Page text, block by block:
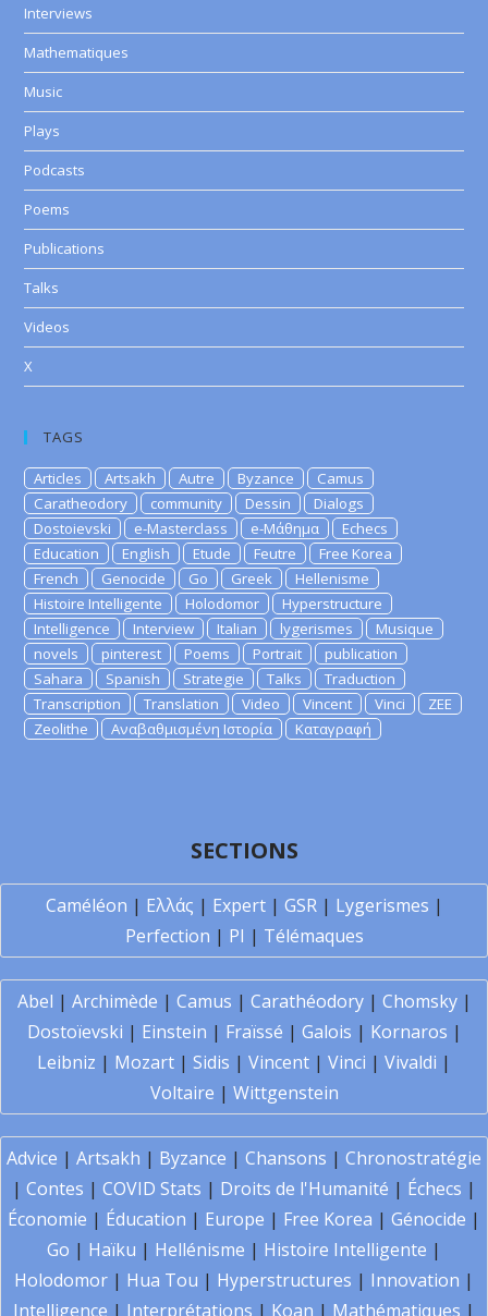
Interviews
Mathematiques
Music
Plays
Podcasts
Poems
Publications
Talks
Videos
X
TAGS
Articles Artsakh Autre Byzance
Camus
Caratheodory
community Dessin
Dialogs
Dostoievski
e-Masterclass e-Μάθημα
Echecs
Education
English Etude Feutre
Free Korea
French
Genocide Go Greek
Hellenisme
Histoire Intelligente
Holodomor
Hyperstructure
Intelligence
Interview Italian lygerismes
Musique
novels
pinterest Poems Portrait
publication
Sahara
Spanish Strategie Talks
Traduction
Transcription
Translation Video Vincent Vinci
ZEE
Zeolithe
Αναβαθμισμένη Ιστορία Καταγραφή
SECTIONS
Caméléon | Ελλάς | Expert| GSR| Lygerismes |
Perfection | PI | Télémaques
Abel | Archimède | Camus | Carathéodory| Chomsky|
Dostoïevski | Einstein | Fraïssé | Galois | Kornaros |
Leibniz | Mozart | Sidis | Vincent | Vinci | Vivaldi |
Voltaire | Wittgenstein
Advice | Artsakh | Byzance | Chansons | Chronostratégie
| Contes | COVID Stats | Droits de l'Humanité | Échecs |
Économie | Éducation | Europe | Free Korea | Génocide |
Go | Haïku | Hellénisme | Histoire Intelligente |
Holodomor | Hua Tou | Hyperstructures | Innovation |
Intelligence | Interprétations | Koan | Mathématiques |